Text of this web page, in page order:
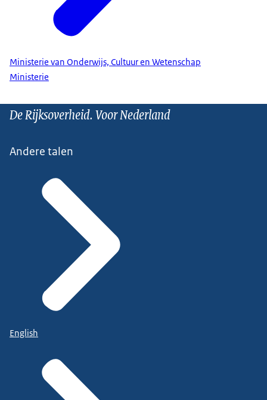
Ministerie van Onderwijs, Cultuur en Wetenschap
Ministerie
De Rijksoverheid. Voor Nederland
Andere talen
English